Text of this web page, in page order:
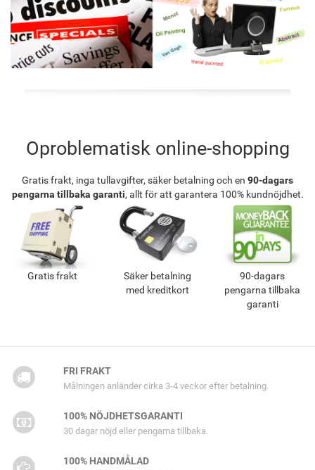
Oproblematisk online-shopping
Gratis frakt, inga tullavgifter, säker betalning och en 90-dagars
pengarna tillbaka garanti, allt för att garantera 100% kundnöjdhet.
Gratis frakt
Säker betalning
med kreditkort
90-dagars
pengarna tillbaka
garanti
FRI FRAKT
Målningen anländer cirka 3-4 veckor efter betalning.
100% NÖJDHETSGARANTI
30 dagar nöjd eller pengarna tillbaka.
100% HANDMÅLAD